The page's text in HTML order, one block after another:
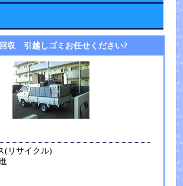
収 引越しゴミお任せください?
ス(リサイクル)